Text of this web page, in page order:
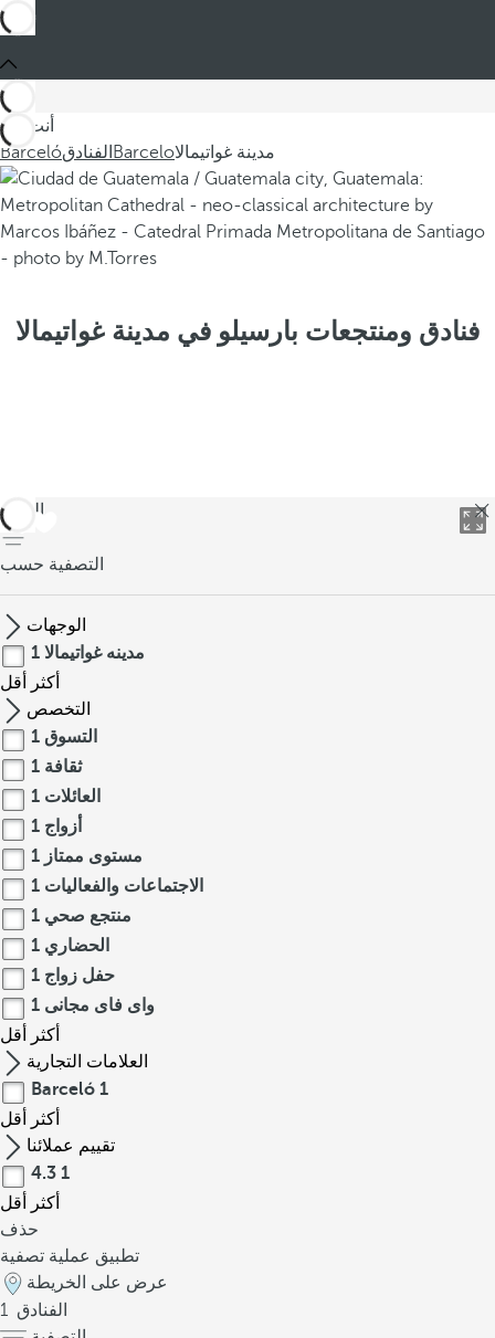
أنت في
Barcelóالفنادق Barceloمدينة غواتيمالا
فنادق ومنتجعات بارسيلو في مدينة غواتيمالا
العودة
التصفية حسب
الوجهات
مدينه غواتيمالا 1
أكثر
أقل
التخصص
التسوق 1
ثقافة 1
العائلات 1
أزواج 1
مستوى ممتاز 1
الاجتماعات والفعاليات 1
منتجع صحي 1
الحضاري 1
حفل زواج 1
واى فاى مجانى 1
أكثر
أقل
العلامات التجارية
Barceló 1
أكثر
أقل
تقييم عملائنا
4.3 1
أكثر
أقل
حذف
تطبيق عملية تصفية
عرض على الخريطة
1 الفنادق